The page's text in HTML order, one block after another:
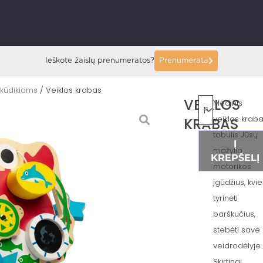
Ieškote žaislų prenumeratos? Prenumerata
/ Veiklos krabas
VEIKLOS
KRABAS
Į
KREPŠELĮ
Medinis
veiklos
tobulis Jūsų
mažylio
motorikos
įgūdžius,
tyrinėti
barškučius,
stebėti save
veidrodėlyje.